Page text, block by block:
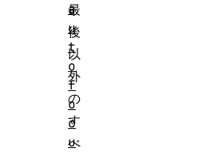
最
後
以
外
の
す
べ
a
u
t
o
f
o
c
u